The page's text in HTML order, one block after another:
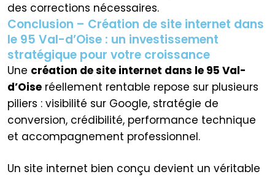
des corrections nécessaires.
Conclusion – Création de site internet dans
le 95 Val-d’Oise : un investissement
stratégique pour votre croissance
Une création de site internet dans le 95 Val-
d’Oise réellement rentable repose sur plusieurs
piliers : visibilité sur Google, stratégie de
conversion, crédibilité, performance technique
et accompagnement professionnel.
Un site internet bien conçu devient un véritable